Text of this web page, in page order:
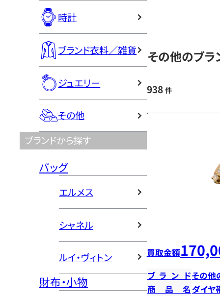
時計
ブランド衣料／雑貨
ジュエリー
その他
ブランドから探す
バッグ
エルメス
シャネル
ルイ・ヴィトン
財布・小物
その他のブラ
938 件
買取金額
ブランドその他
商品名ダイヤ